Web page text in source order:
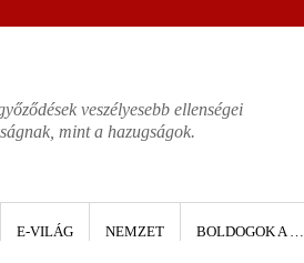
veszélyesebb ellenségei
mint a hazugságok.
E-VILÁG NEMZET BOLDOGOK A …